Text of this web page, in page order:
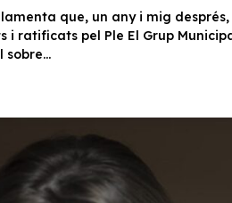
que, un any i mig
i ratificats pel Ple El Grup